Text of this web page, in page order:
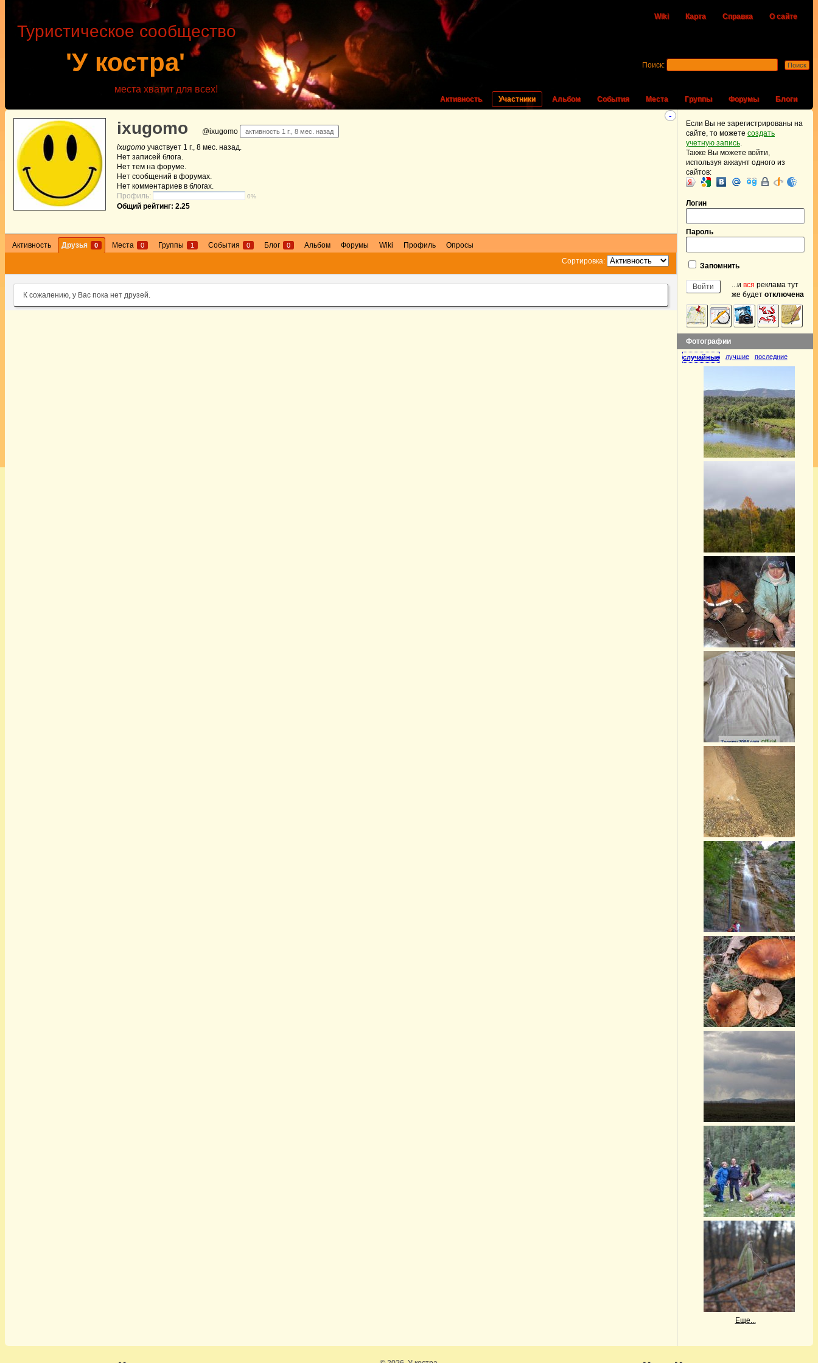
Wiki Карта Справка О сайте
'У костра'
Туристическое сообщество
места хватит для всех!
Активность Участники Альбом События Места Группы Форумы Блоги
Поиск:
-
ixugomo @ixugomo активность 1 г., 8 мес. назад
ixugomo участвует 1 г., 8 мес. назад.
Нет записей блога.
Нет тем на форуме.
Нет сообщений в форумах.
Нет комментариев в блогах.
Профиль:
0%
Общий рейтинг: 2.25
Активность Друзья 0 Места 0 Группы 1 События 0 Блог 0 Альбом Форумы Wiki Профиль
Опросы
Сортировка:
К сожалению, у Вас пока нет друзей.
Если Вы не зарегистрированы на
сайте, то можете создать
учетную запись.
Также Вы можете войти,
используя аккаунт одного из
сайтов:
Логин
Пароль
Запомнить
...и вся реклама тут
же будет отключена
Фотографии
случайные лучшие последние
Еще...